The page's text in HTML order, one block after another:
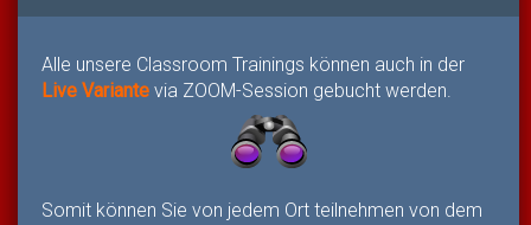
Alle unsere Classroom Trainings können auch in der
Live Variante via ZOOM-Session gebucht werden.
Somit können Sie von jedem Ort teilnehmen von dem